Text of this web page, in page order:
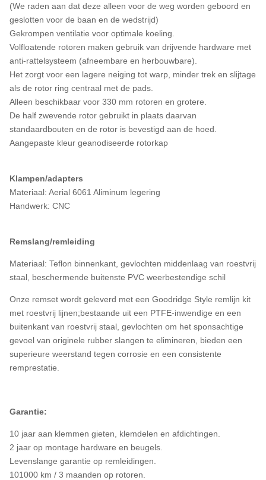
(We raden aan dat deze alleen voor de weg worden geboord en
geslotten voor de baan en de wedstrijd)
Gekrompen ventilatie voor optimale koeling.
Volfloatende rotoren maken gebruik van drijvende hardware met
anti-rattelsysteem (afneembare en herbouwbare).
Het zorgt voor een lagere neiging tot warp, minder trek en slijtage
als de rotor ring centraal met de pads.
Alleen beschikbaar voor 330 mm rotoren en grotere.
De half zwevende rotor gebruikt in plaats daarvan
standaardbouten en de rotor is bevestigd aan de hoed.
Aangepaste kleur geanodiseerde rotorkap
Klampen/adapters
Materiaal: Aerial 6061 Aliminum legering
Handwerk: CNC
Remslang/remleiding
Materiaal: Teflon binnenkant, gevlochten middenlaag van roestvrij
staal, beschermende buitenste PVC weerbestendige schil
Onze remset wordt geleverd met een Goodridge Style remlijn kit
met roestvrij lijnen;bestaande uit een PTFE-inwendige en een
buitenkant van roestvrij staal, gevlochten om het sponsachtige
gevoel van originele rubber slangen te elimineren, bieden een
superieure weerstand tegen corrosie en een consistente
remprestatie.
Garantie:
10 jaar aan klemmen gieten, klemdelen en afdichtingen.
2 jaar op montage hardware en beugels.
Levenslange garantie op remleidingen.
101000 km / 3 maanden op rotoren.